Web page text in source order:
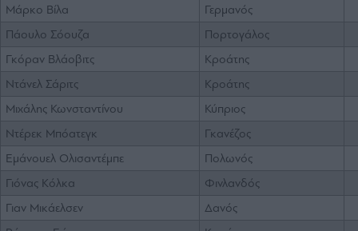
Μάρκο Βίλα
Γερμανός
Πάουλο Σόουζα
Πορτογάλος
Γκόραν Βλάοβιτς
Κροάτης
Ντάνελ Σάριτς
Κροάτης
Μιχάλης Κωνσταντίνου
Κύπριος
Ντέρεκ Μπόατεγκ
Γκανέζος
Εμάνουελ Ολισαντέμπε
Πολωνός
Γιόνας Κόλκα
Φινλανδός
Γιαν Μικάελσεν
Δανός